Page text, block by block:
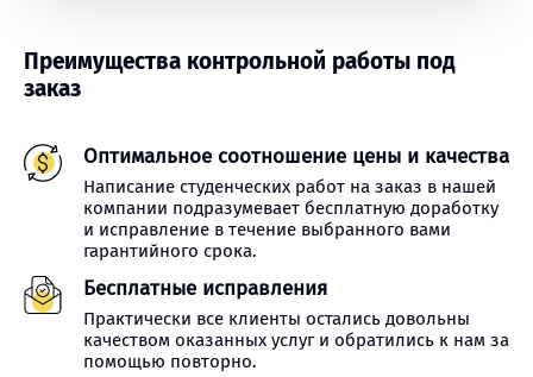
Преимущества контрольной работы под
заказ
Оптимальное соотношение цены и качества
Написание студенческих работ на заказ в нашей
компании подразумевает бесплатную доработку
и исправление в течение выбранного вами
гарантийного срока.
Бесплатные исправления
Практически все клиенты остались довольны
качеством оказанных услуг и обратились к нам за
помощью повторно.